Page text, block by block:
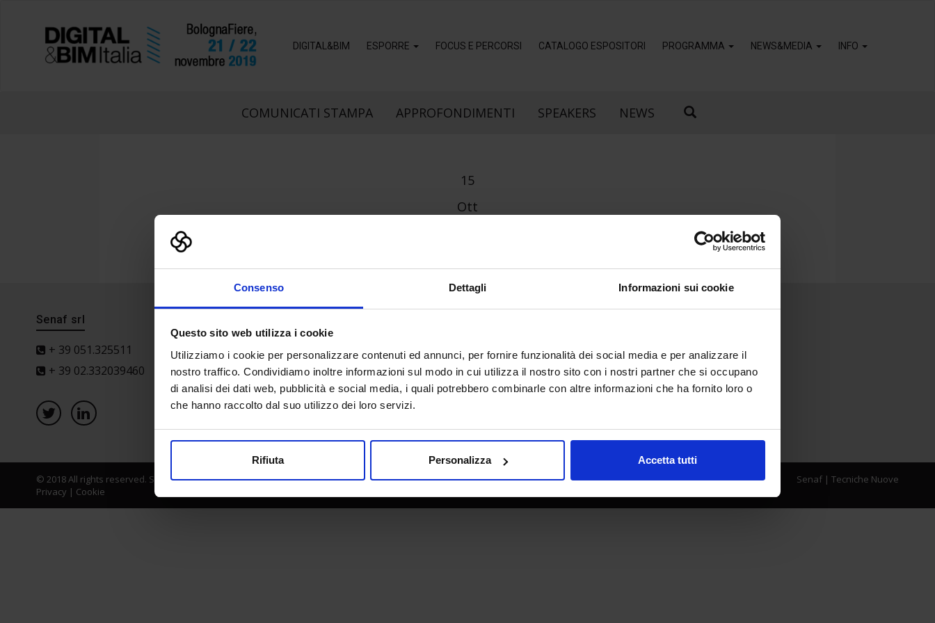
Consenso Dettagli Informazioni sui cookie
Questo sito web utilizza i cookie
Utilizziamo i cookie per personalizzare contenuti ed annunci, per fornire funzionalità dei social media e per analizzare il
nostro traffico. Condividiamo inoltre informazioni sul modo in cui utilizza il nostro sito con i nostri partner che si occupano
di analisi dei dati web, pubblicità e social media, i quali potrebbero combinarle con altre informazioni che ha fornito loro o
che hanno raccolto dal suo utilizzo dei loro servizi.
Rifiuta Personalizza Accetta tutti
DIGITAL&BIM ESPORRE FOCUS E PERCORSI CATALOGO ESPOSITORI PROGRAMMA NEWS&MEDIA INFO
COMUNICATI STAMPA APPROFONDIMENTI SPEAKERS NEWS
15
Ott
Senaf srl
+ 39 051.325511
+ 39 02.332039460
© 2018 All rights reserved. Senaf srl - Gruppo Tecniche Nuove Spa - P.IVA 06382730155 - C.F. 02213830371
Privacy | Cookie
Senaf| Tecniche Nuove